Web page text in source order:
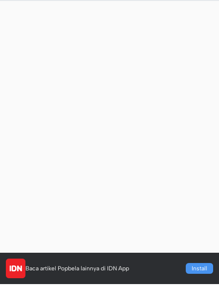
Baca artikel Popbela lainnya di IDN App Install